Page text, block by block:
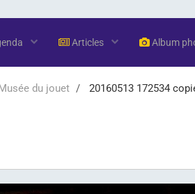
Articles Album
du jouet 20160513 172534